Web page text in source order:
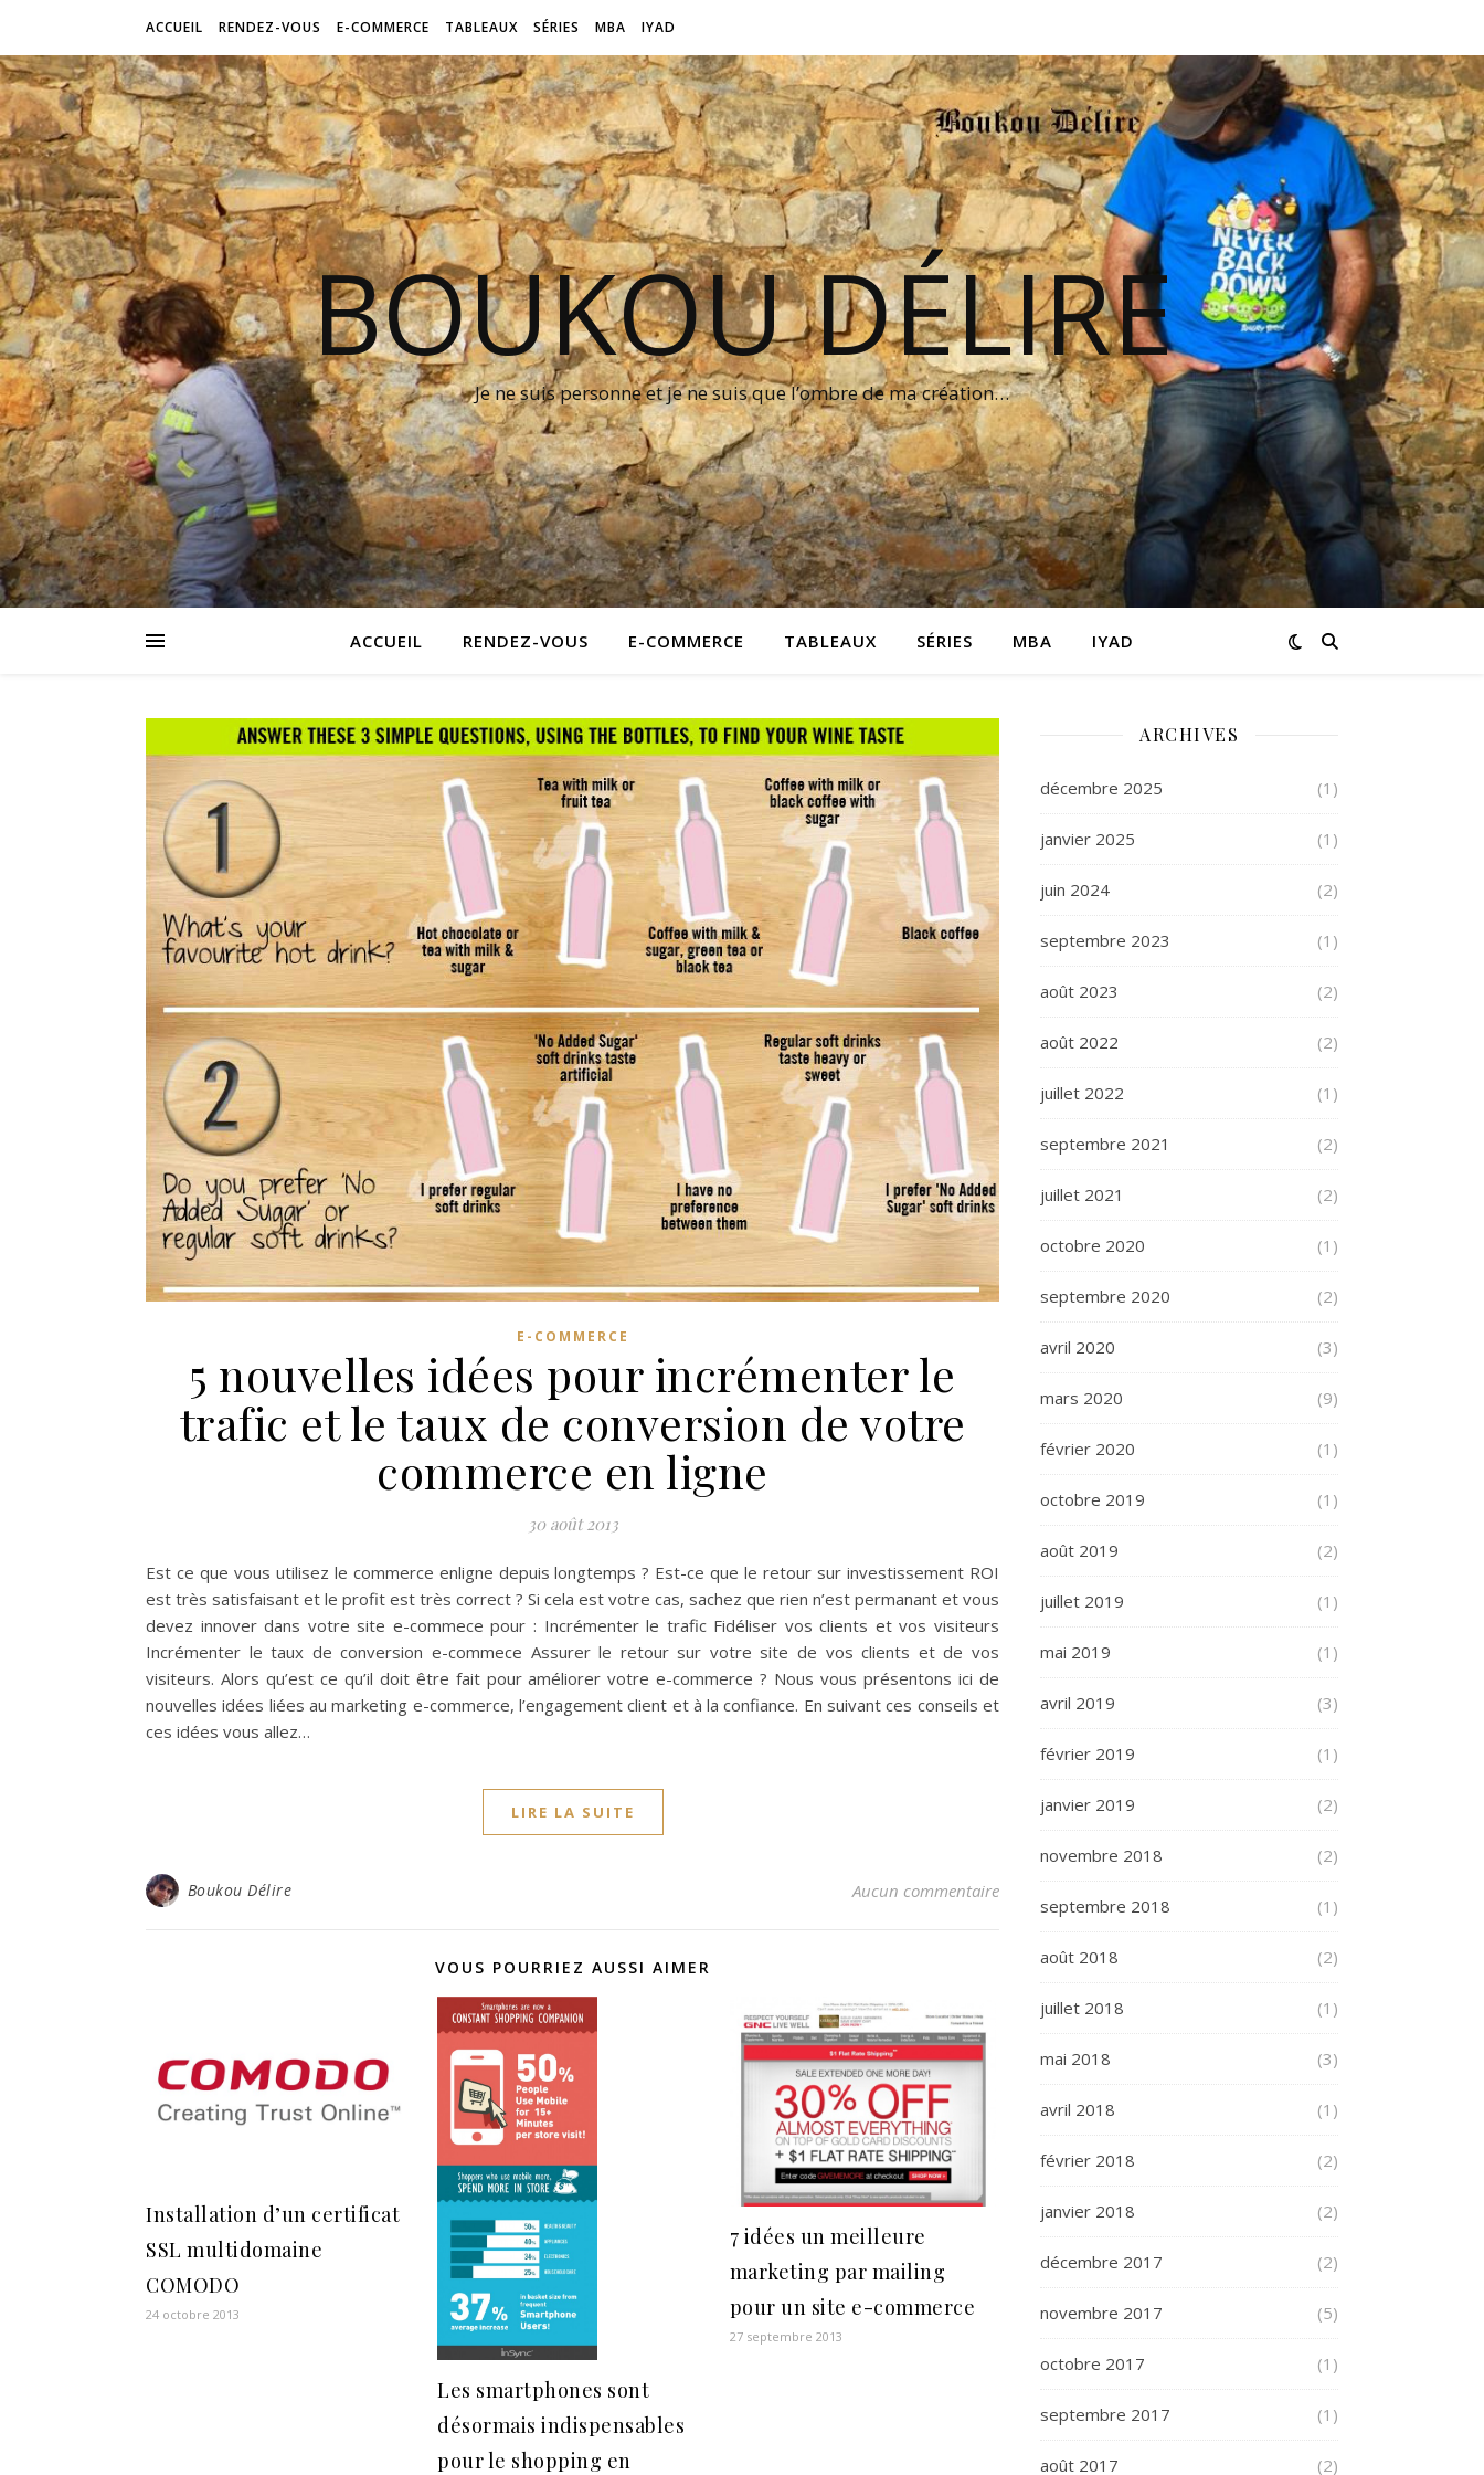
ACCUEIL RENDEZ-VOUS E-COMMERCE TABLEAUX SÉRIES MBA IYAD
BOUKOU DÉLIRE
Je ne suis personne et je ne suis que l’ombre de ma création…
ACCUEIL RENDEZ-VOUS E-COMMERCE TABLEAUX SÉRIES MBA IYAD
E-COMMERCE
5 nouvelles idées pour incrémenter le
trafic et le taux de conversion de votre
commerce en ligne
30 août 2013
Est ce que vous utilisez le commerce enligne depuis longtemps ? Est-ce que le retour sur investissement ROI
est très satisfaisant et le profit est très correct ? Si cela est votre cas, sachez que rien n’est permanant et vous
devez innover dans votre site e-commece pour : Incrémenter le trafic Fidéliser vos clients et vos visiteurs
Incrémenter le taux de conversion e-commece Assurer le retour sur votre site de vos clients et de vos
visiteurs. Alors qu’est ce qu’il doit être fait pour améliorer votre e-commerce ? Nous vous présentons ici de
nouvelles idées liées au marketing e-commerce, l’engagement client et à la confiance. En suivant ces conseils et
ces idées vous allez…
LIRE LA SUITE
Boukou Délire Aucun commentaire
VOUS POURRIEZ AUSSI AIMER
Installation d’un certificat
SSL multidomaine
COMODO
24 octobre 2013
Les smartphones sont
désormais indispensables
pour le shopping en
7 idées un meilleure
marketing par mailing
pour un site e-commerce
27 septembre 2013
ARCHIVES
décembre 2025 (1)
janvier 2025 (1)
juin 2024 (2)
septembre 2023 (1)
août 2023 (2)
août 2022 (2)
juillet 2022 (1)
septembre 2021 (2)
juillet 2021 (2)
octobre 2020 (1)
septembre 2020 (2)
avril 2020 (3)
mars 2020 (9)
février 2020 (1)
octobre 2019 (1)
août 2019 (2)
juillet 2019 (1)
mai 2019 (1)
avril 2019 (3)
février 2019 (1)
janvier 2019 (2)
novembre 2018 (2)
septembre 2018 (1)
août 2018 (2)
juillet 2018 (1)
mai 2018 (3)
avril 2018 (1)
février 2018 (2)
janvier 2018 (2)
décembre 2017 (2)
novembre 2017 (5)
octobre 2017 (1)
septembre 2017 (1)
août 2017 (2)